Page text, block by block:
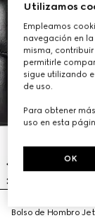
Bolso de Hombro
Utilizamos
Empleamos
navegación en
misma,
permitirle
sigue utilizando
de uso.
Para obtener
uso en esta
OK